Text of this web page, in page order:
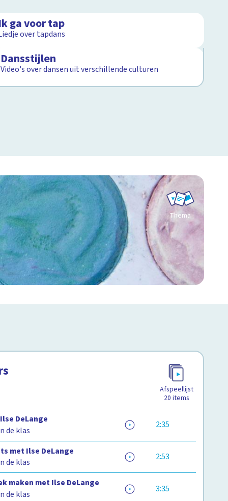
ga voor tap
over tapdans
Dansstijlen
Video's over dansen uit verschillende culturen
8items
Thema
Afspeellijst
20 items
DeLange
de klas
2:35
met Ilse DeLange
de klas
2:53
maken met Ilse DeLange
de klas
3:35